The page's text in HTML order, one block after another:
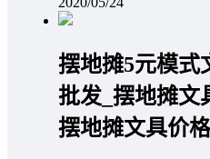
摆地摊5元模式
批发_摆地摊文
摆地摊文具价格